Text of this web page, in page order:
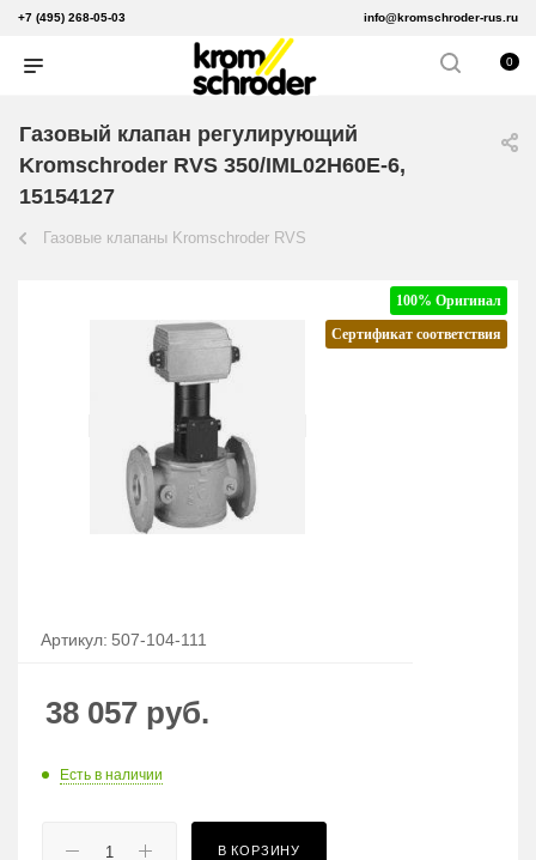
+7 (495) 268-05-03 info@kromschroder-rus.ru
0
Газовый клапан регулирующий
Kromschroder RVS 350/IML02H60E-6,
15154127
Газовые клапаны Kromschroder RVS
100% Оригинал
Сертификат соответствия
Артикул: 507-104-111
38 057 руб.
Есть в наличии
В КОРЗИНУ